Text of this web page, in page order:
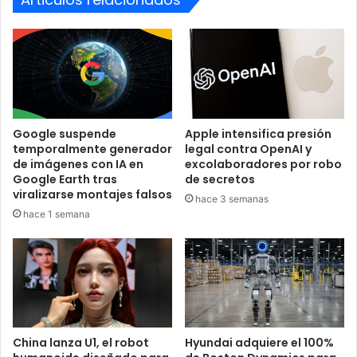
a50 km/h, el coche prioriza la seguridad vial y la
movilidad en trayectos cortos dentro de
comunidades y ciudades densamente pobladas.
Un proyecto con sello académico y
técnico
Olinia no solo representa un avance tecnológico, sino un
Google suspende
temporalmente generador
de imágenes con IA en
Google Earth tras
viralizarse montajes falsos
hace 1 semana
Apple intensifica presión
legal contra OpenAI y
excolaboradores por robo
de secretos
hace 3 semanas
China lanza U1, el robot
Hyundai adquiere el 100%